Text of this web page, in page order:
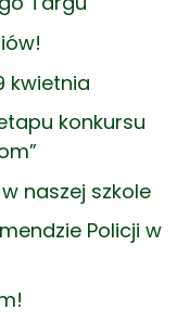
kwietnia
konkursu
naszej szkole
Policji w